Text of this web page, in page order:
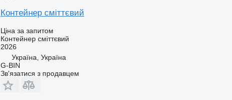
Контейнер сміттєвий
Ціна за запитом
Контейнер сміттєвий
2026
Україна, Україна
G-BIN
Зв'язатися з продавцем